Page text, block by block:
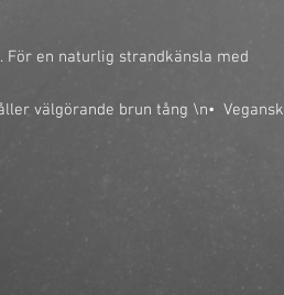
För en naturlig strandkänsla med
välgörande brun tång \n• Vegansk